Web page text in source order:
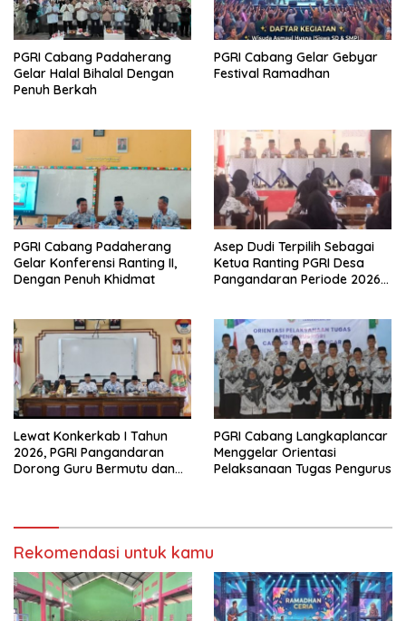
PGRI Cabang Padaherang
Gelar Halal Bihalal Dengan
Penuh Berkah
PGRI Cabang Gelar Gebyar
Festival Ramadhan
PGRI Cabang Padaherang
Gelar Konferensi Ranting II,
Dengan Penuh Khidmat
Asep Dudi Terpilih Sebagai
Ketua Ranting PGRI Desa
Pangandaran Periode 2026-
Lewat Konkerkab I Tahun
2026, PGRI Pangandaran
Dorong Guru Bermutu dan
PGRI Cabang Langkaplancar
Menggelar Orientasi
Pelaksanaan Tugas Pengurus
Rekomendasi untuk kamu